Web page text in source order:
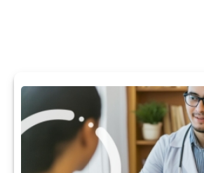
le réseau de
Trouvez l’expertise dont vous
sommeil réparateur.